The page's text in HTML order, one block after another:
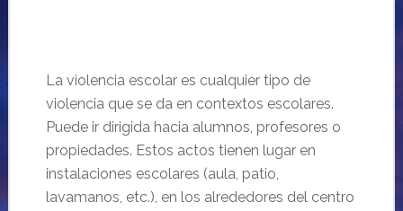
La violencia escolar es cualquier tipo de
violencia que se da en contextos escolares.
Puede ir dirigida hacia alumnos, profesores o
propiedades. Estos actos tienen lugar en
instalaciones escolares (aula, patio,
lavamanos, etc.), en los alrededores del centro